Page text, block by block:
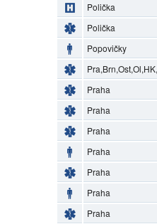
Polička
Polička
Popovičky
Praha
Praha
Praha
Praha
Praha
Praha
Praha